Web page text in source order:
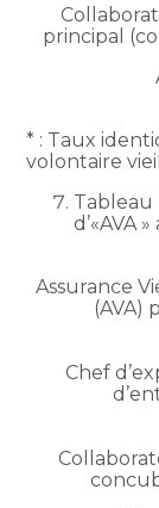
principal
* : Taux
volontaire
Tableau
d’«AVA
Assurance
(AVA)
Chef